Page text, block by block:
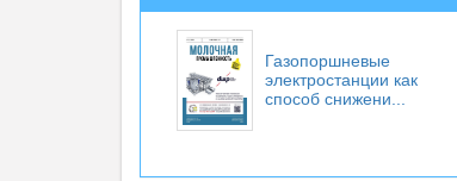
Газопоршневые
электростанции как
способ снижени...